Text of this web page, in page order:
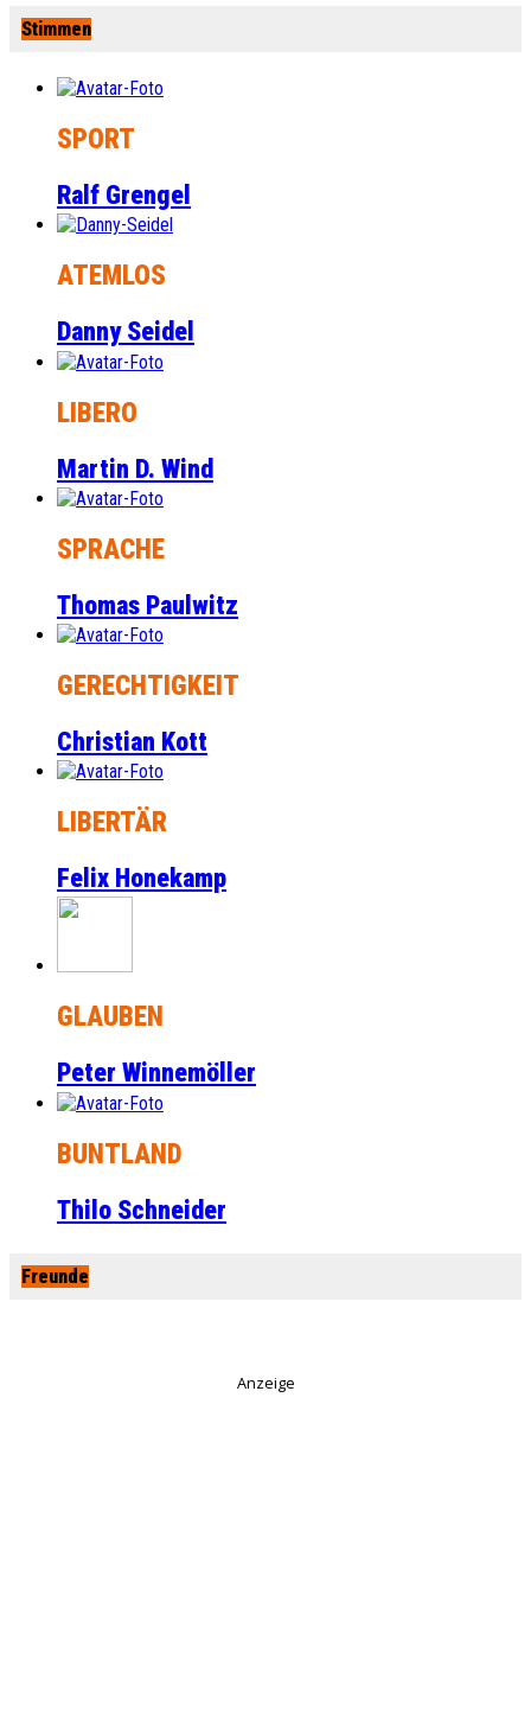
Stimmen
SPORT
Ralf Grengel
ATEMLOS
Danny Seidel
LIBERO
Martin D. Wind
SPRACHE
Thomas Paulwitz
GERECHTIGKEIT
Christian Kott
LIBERTÄR
Felix Honekamp
GLAUBEN
Peter Winnemöller
BUNTLAND
Thilo Schneider
Freunde
Anzeige